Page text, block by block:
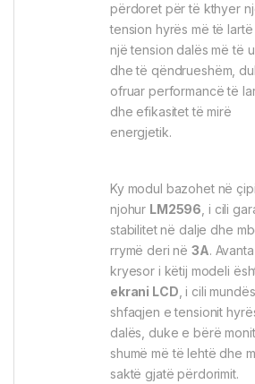
përdoret për të kthyer
tension hyrës më të lartë
një tension dalës më të
dhe të qëndrueshëm,
ofruar performancë të
dhe efikasitet të mirë
energjetik.
Ky modul bazohet në
njohur LM2596 , i cili
stabilitet në dalje dhe
rrymë deri në3A.
kryesor i këtij modeli
ekrani LCD , i cili
shfaqjen e tensionit
dalës, duke e bërë
shumë më të lehtë dhe
saktë gjatë përdorimit.